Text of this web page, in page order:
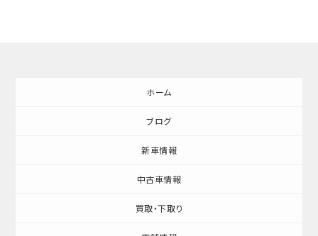
ホーム
ブログ
新車情報
中古車情報
買取・下取り